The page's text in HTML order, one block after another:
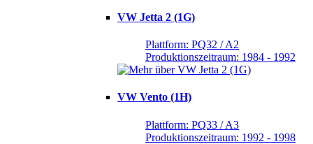
VW Jetta 2 (1G)
Plattform: PQ32 / A2
Produktionszeitraum: 1984 - 1992
VW Vento (1H)
Plattform: PQ33 / A3
Produktionszeitraum: 1992 - 1998